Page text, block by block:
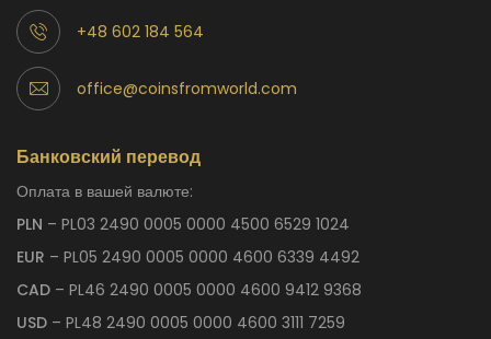
+48 602 184 564
office@coinsfromworld.com
Банковский перевод
Оплата в вашей валюте:
PLN – PL03 2490 0005 0000 4500 6529 1024
EUR – PL05 2490 0005 0000 4600 6339 4492
CAD – PL46 2490 0005 0000 4600 9412 9368
USD – PL48 2490 0005 0000 4600 3111 7259